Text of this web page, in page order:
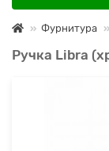
Фурнитура
Ручка Libra